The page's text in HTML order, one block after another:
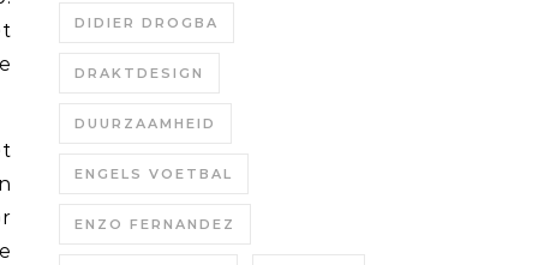
DIDIER DROGBA
DRAKTDESIGN
DUURZAAMHEID
ENGELS VOETBAL
ENZO FERNANDEZ